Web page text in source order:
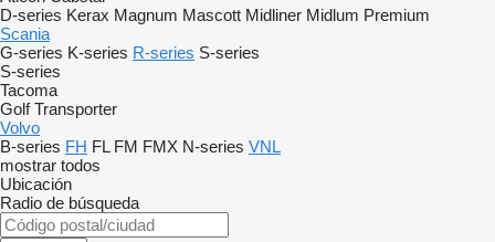
D-series Kerax Magnum Mascott Midliner Midlum Premium
Scania
G-series K-series R-series S-series
S-series
Tacoma
Golf Transporter
Volvo
B-series FH FL FM FMX N-series VNL
mostrar todos
Ubicación
Radio de búsqueda